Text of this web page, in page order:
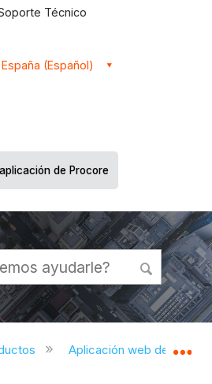
Técnico
(Español)
de Procore
jerarquía global
Aplicación web de